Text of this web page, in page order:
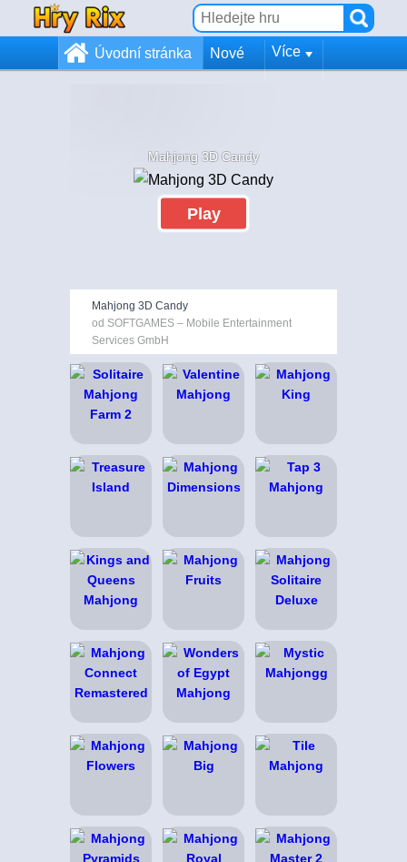
Úvodní stránka Nové Více
Mahjong 3D Candy
Play
Mahjong 3D Candy
od SOFTGAMES – Mobile Entertainment
Services GmbH